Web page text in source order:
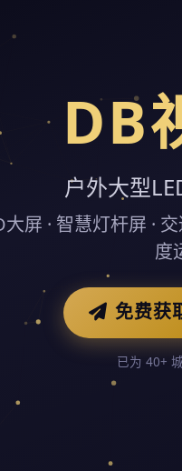
DB
户外大型
大屏 · 智慧灯杆屏 ·
度
免费获
已为 40+